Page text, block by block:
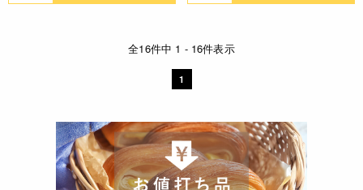
全16件中 1 - 16件表示
1